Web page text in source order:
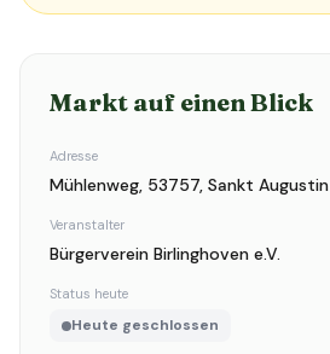
Markt auf einen Blick
Adresse
Mühlenweg, 53757, Sankt Augustin
Veranstalter
Bürgerverein Birlinghoven e.V.
Status heute
Heute geschlossen